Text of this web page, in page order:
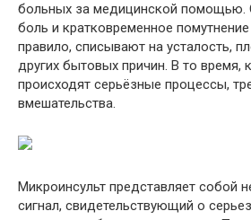
больных за медицинской помощью.
боль и кратковременное
правило, списывают на усталость,
других бытовых причин. В то время,
происходят серьёзные процессы,
вмешательства.
Микроинсульт представляет собой
сигнал, свидетельствующий о